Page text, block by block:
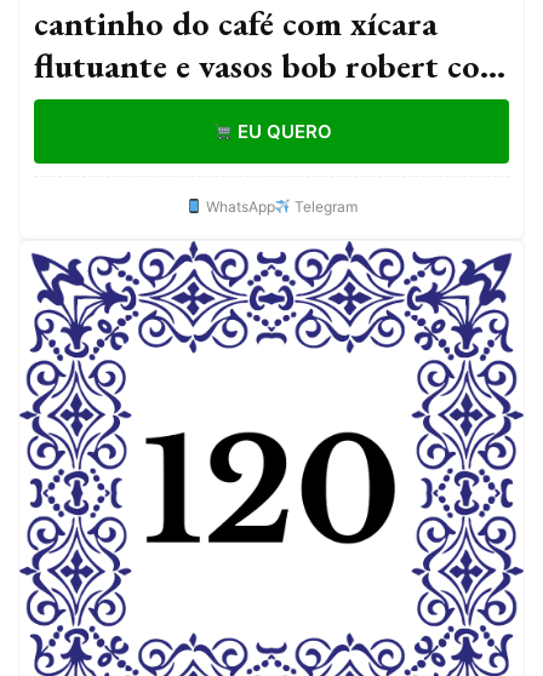
cantinho do café com xícara
flutuante e vasos bob robert com
plantas
EU QUERO
WhatsApp Telegram